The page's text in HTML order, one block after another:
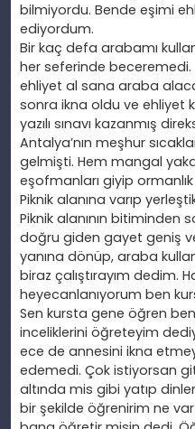
bilmiyordu. Bende eşimi
ediyordum.
Bir kaç defa arabamı
her seferinde
ehliyet al sana araba
sonra ikna oldu ve ehliyet
yazılı sınavı kazanmış
Antalya’nın meşhur
gelmişti. Hem mangal
eşofmanları giyip
Piknik alanına varıp
Piknik alanının bitiminden
doğru giden gayet geniş
yanına dönüp, araba
biraz çalıştırayım dedim.
heyecanlanıyorum ben
Sen kursta gene öğren
inceliklerini öğreteyim
ece de annesini ikna
edemedi. Çok istiyorsan
altında mis gibi yatıp
bir şekilde öğrenirim ne